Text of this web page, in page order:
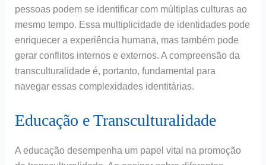
pessoas podem se identificar com múltiplas culturas ao
mesmo tempo. Essa multiplicidade de identidades pode
enriquecer a experiência humana, mas também pode
gerar conflitos internos e externos. A compreensão da
transculturalidade é, portanto, fundamental para
navegar essas complexidades identitárias.
Educação e Transculturalidade
A educação desempenha um papel vital na promoção